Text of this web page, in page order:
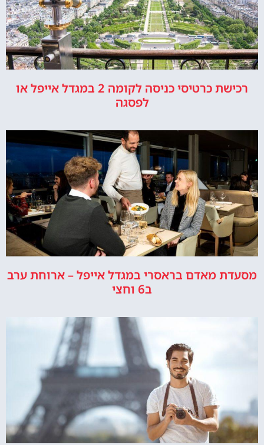
רכישת כרטיסי כניסה לקומה 2 במגדל אייפל או
לפסגה
מסעדת מאדם בראסרי במגדל אייפל – ארוחת ערב
ב6 וחצי